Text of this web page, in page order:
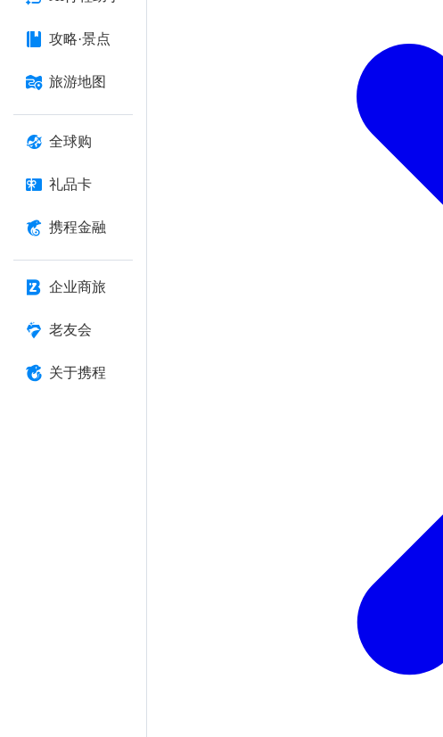
攻略·景点
旅游地图
全球购
礼品卡
携程金融
企业商旅
老友会
关于携程